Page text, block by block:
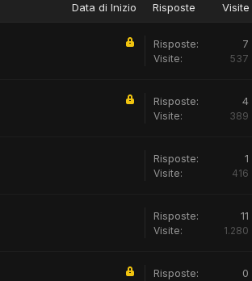
Data di Inizio Risposte Visite
Risposte: 7
Visite: 537
Risposte: 4
Visite: 389
Risposte: 1
Visite: 416
Risposte: 11
Visite: 1.280
Risposte: 0